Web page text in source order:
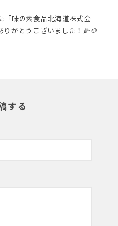
「味の素食品北海道株式会
りがとうございました！🌽🥔
する